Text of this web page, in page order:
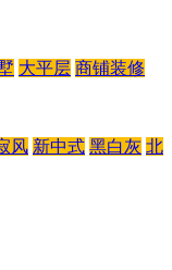
大平层 商铺装修
风 新中式 黑白灰 北